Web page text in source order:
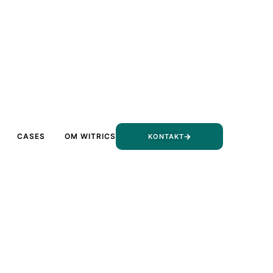
CASES OM WITRICS KONTAKT